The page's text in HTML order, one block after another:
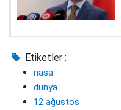
Etiketler :
nasa
dünya
12 ağustos